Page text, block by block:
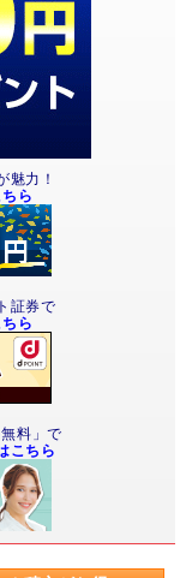
魅力！
ら
証券で
ら
料」で
こちら